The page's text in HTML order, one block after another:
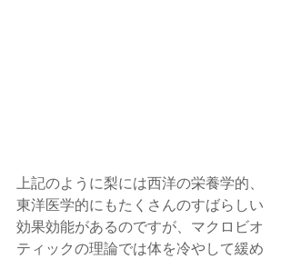
上記のように梨には西洋の栄養学的、
東洋医学的にもたくさんのすばらしい
効果効能があるのですが、マクロビオ
ティックの理論では体を冷やして緩め